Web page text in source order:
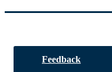
Feedback